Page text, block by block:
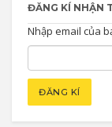
ĐĂNG KÍ NHẬN
Nhập email của